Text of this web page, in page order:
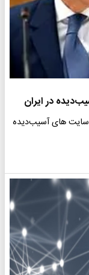
در ایران
سایت‌ های آسیب‌دیده